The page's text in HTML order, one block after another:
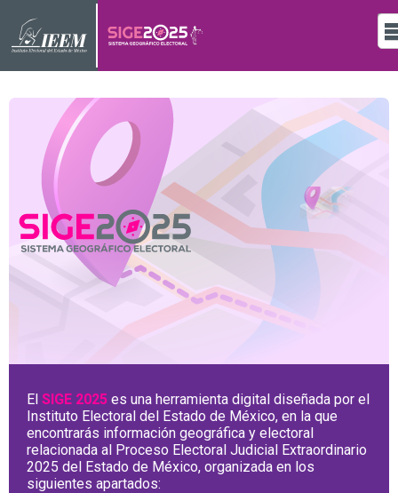
El SIGE 2025 es una herramienta digital diseñada por el
Instituto Electoral del Estado de México, en la que
encontrarás información geográfica y electoral
relacionada al Proceso Electoral Judicial Extraordinario
2025 del Estado de México, organizada en los
siguientes apartados: